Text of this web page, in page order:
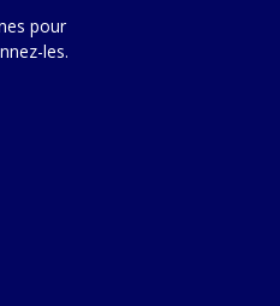
pour
les.